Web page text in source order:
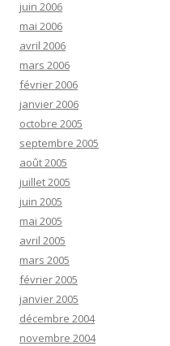
juin 2006
mai 2006
avril 2006
mars 2006
février 2006
janvier 2006
octobre 2005
septembre 2005
août 2005
juillet 2005
juin 2005
mai 2005
avril 2005
mars 2005
février 2005
janvier 2005
décembre 2004
novembre 2004